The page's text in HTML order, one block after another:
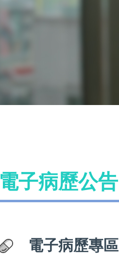
電子病歷公告
電子病歷專區